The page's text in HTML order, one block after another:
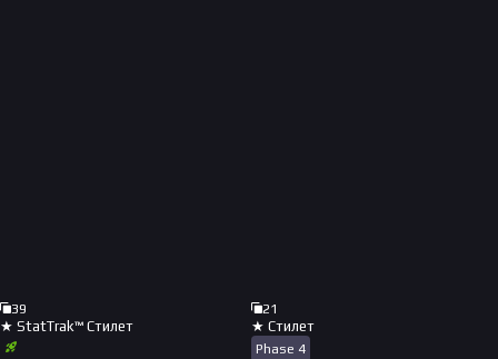
39
★ StatTrak™ Стилет
21
★ Стилет
Phase 4